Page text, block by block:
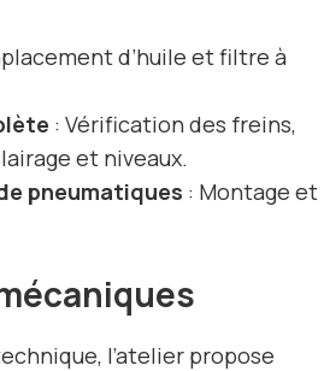
d’huile et filtre à
: Vérification des freins,
et niveaux.
pneumatiques : Montage et
l’atelier propose